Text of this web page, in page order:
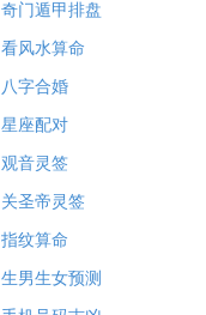
奇门遁甲排盘
看风水算命
八字合婚
星座配对
观音灵签
关圣帝灵签
指纹算命
生男生女预测